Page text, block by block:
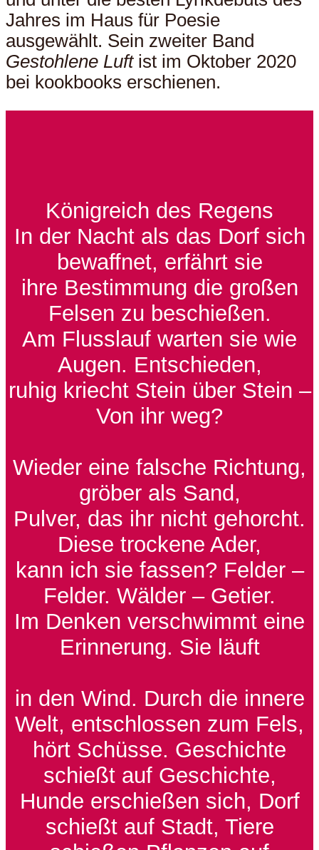
Jahres im Haus für Poesie
ausgewählt. Sein zweiter Band
Gestohlene Luftist im Oktober 2020
bei kookbooks erschienen.
Königreich des Regens
In der Nacht als das Dorf sich
bewaffnet, erfährt sie
ihre Bestimmung die großen
Felsen zu beschießen.
Am Flusslauf warten sie wie
Augen. Entschieden,
ruhig kriecht Stein über Stein –
Von ihr weg?
Wieder eine falsche Richtung,
gröber als Sand,
Pulver, das ihr nicht gehorcht.
Diese trockene Ader,
kann ich sie fassen? Felder –
Felder. Wälder – Getier.
Im Denken verschwimmt eine
Erinnerung. Sie läuft
in den Wind. Durch die innere
Welt, entschlossen zum Fels,
hört Schüsse. Geschichte
schießt auf Geschichte,
Hunde erschießen sich, Dorf
schießt auf Stadt, Tiere